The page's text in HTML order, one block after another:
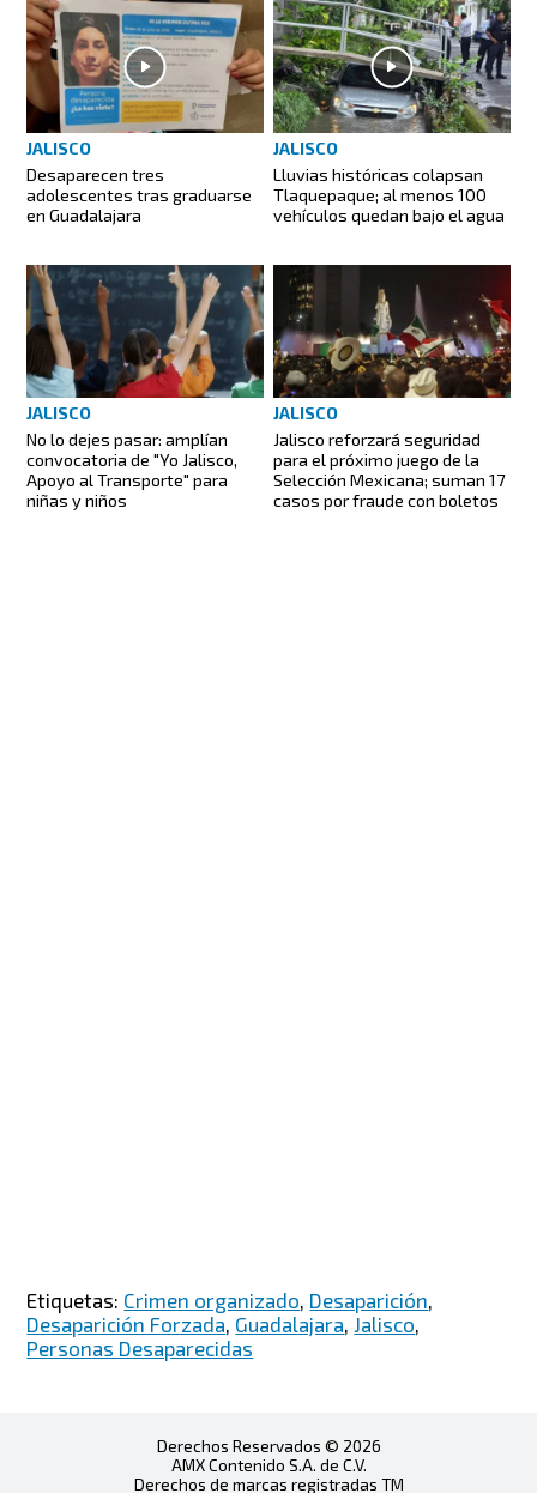
JALISCO
Desaparecen tres
adolescentes tras graduarse
en Guadalajara
JALISCO
Lluvias históricas colapsan
Tlaquepaque; al menos 100
vehículos quedan bajo el agua
JALISCO
No lo dejes pasar: amplían
convocatoria de "Yo Jalisco,
Apoyo al Transporte" para
niñas y niños
JALISCO
Jalisco reforzará seguridad
para el próximo juego de la
Selección Mexicana; suman 17
casos por fraude con boletos
Etiquetas: Crimen organizado, Desaparición,
Desaparición Forzada, Guadalajara, Jalisco,
Personas Desaparecidas
Derechos Reservados © 2026
AMX Contenido S.A. de C.V.
Derechos de marcas registradas TM